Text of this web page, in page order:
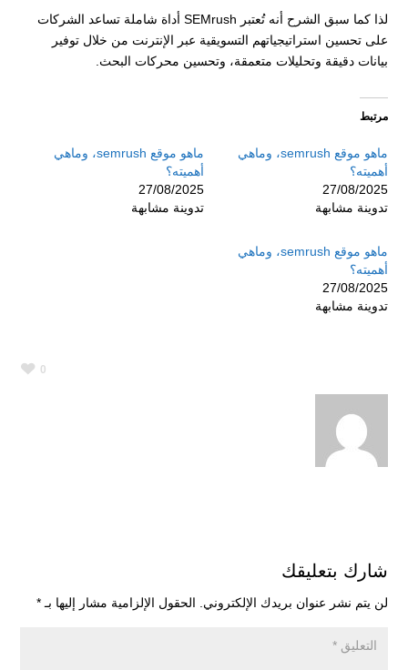
لذا كما سبق الشرح أنه تُعتبر SEMrush أداة شاملة تساعد الشركات
على تحسين استراتيجياتهم التسويقية عبر الإنترنت من خلال توفير
بيانات دقيقة وتحليلات متعمقة، وتحسين محركات البحث.
مرتبط
ماهو موقع semrush، وماهي
أهميته؟
27/08/2025
تدوينة مشابهة
ماهو موقع semrush، وماهي
أهميته؟
27/08/2025
تدوينة مشابهة
ماهو موقع semrush، وماهي
أهميته؟
27/08/2025
تدوينة مشابهة
0
شارك بتعليقك
لن يتم نشر عنوان بريدك الإلكتروني. الحقول الإلزامية مشار إليها بـ *